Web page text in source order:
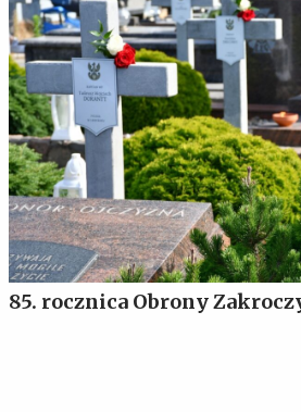
85. rocznica Obrony